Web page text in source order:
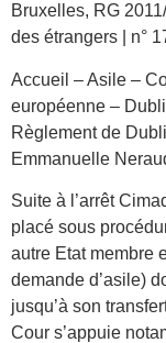
Bruxelles, RG
des étrangers | n°
Accueil – Asile –
européenne –
Règlement de
Emmanuelle
Suite à l’arrêt
placé sous
autre Etat membre
demande d’asile)
jusqu’à son
Cour s’appuie